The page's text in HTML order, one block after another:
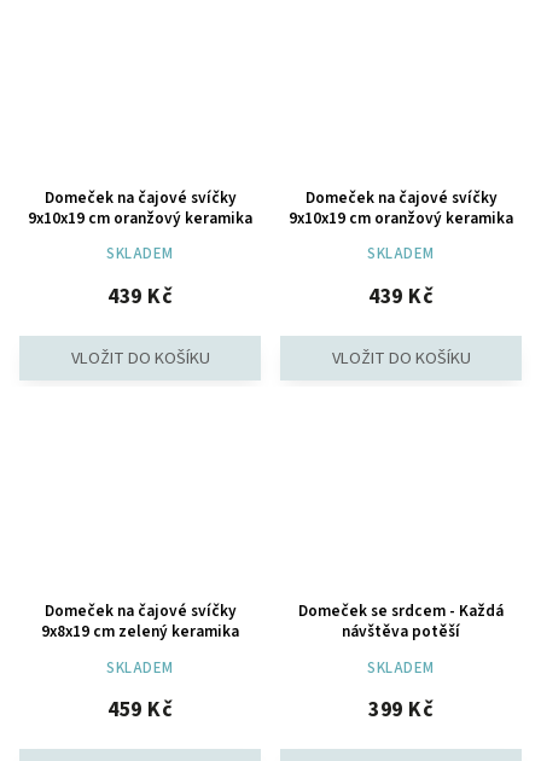
Domeček na čajové svíčky
9x10x19 cm oranžový keramika
SKLADEM
439 Kč
Domeček na čajové svíčky
9x10x19 cm oranžový keramika
SKLADEM
439 Kč
Domeček na čajové svíčky
9x8x19 cm zelený keramika
SKLADEM
459 Kč
Domeček se srdcem - Každá
návštěva potěší
SKLADEM
399 Kč